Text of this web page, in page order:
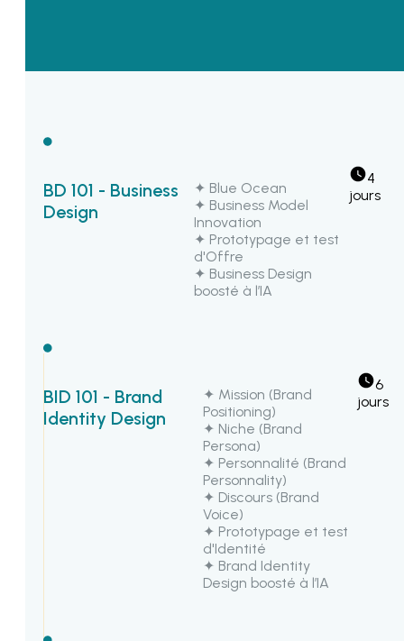
BD 101 - Business
Design
✦ Blue Ocean
✦ Business Model
Innovation
✦ Prototypage et test
d'Offre
✦ Business Design
boosté à l’IA
4
jours
BID 101 - Brand
Identity Design
✦ Mission (Brand
Positioning)
✦ Niche (Brand
Persona)
✦ Personnalité (Brand
Personnality)
✦ Discours (Brand
Voice)
✦ Prototypage et test
d'Identité
✦ Brand Identity
Design boosté à l’IA
6
jours